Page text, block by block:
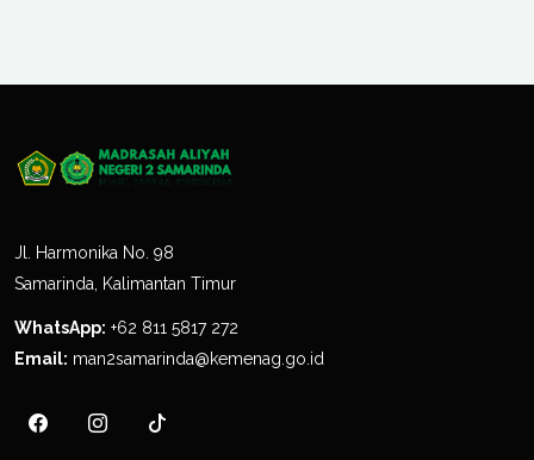
Jl. Harmonika No. 98
Samarinda, Kalimantan Timur
WhatsApp: +62 811 5817 272
Email: man2samarinda@kemenag.go.id